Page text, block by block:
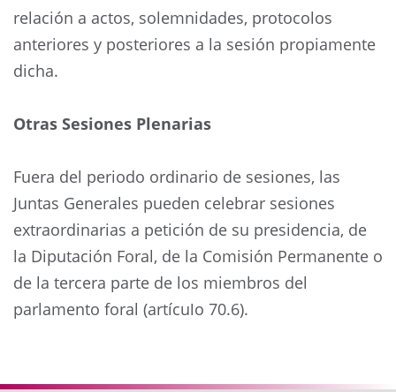
relación a actos, solemnidades, protocolos
anteriores y posteriores a la sesión propiamente
dicha.
Otras Sesiones Plenarias
Fuera del periodo ordinario de sesiones, las
Juntas Generales pueden celebrar sesiones
extraordinarias a petición de su presidencia, de
la Diputación Foral, de la Comisión Permanente o
de la tercera parte de los miembros del
parlamento foral (artículo 70.6).